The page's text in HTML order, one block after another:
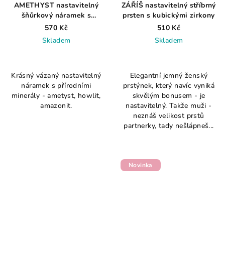
AMETHYST nastavitelný
šňůrkový náramek s
minerály
570 Kč
Skladem
Krásný vázaný nastavitelný
náramek s přírodními
minerály - ametyst, howlit,
amazonit.
ZÁŘÍŠ nastavitelný stříbrný
prsten s kubickými zirkony
510 Kč
Skladem
produktu
je
5,0
z
5
hvězdiček.
Elegantní jemný ženský
prstýnek, který navíc vyniká
skvělým bonusem - je
nastavitelný. Takže muži -
neznáš velikost prstů
partnerky, tady nešlápneš...
Novinka